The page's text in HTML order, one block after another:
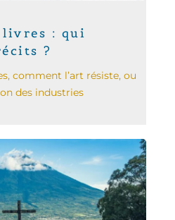
livres : qui
?
comment l’art résiste, ou
des industries